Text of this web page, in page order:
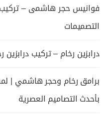
فوانيس حجر هاشمى –
التصميمات
درابزين رخام – تركيب درابزين
برامق رخام وحجر هاشمي |
بأحدث التصاميم العصرية